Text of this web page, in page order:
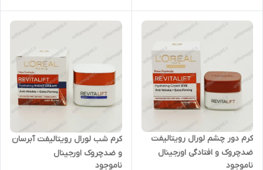
کرم دور چشم لورال رویتالیفت
ضدچروک و افتادگی اورجینال
ناموجود
کرم شب لورال رویتالیفت آبرسان
و ضدچروک اورجینال
ناموجود